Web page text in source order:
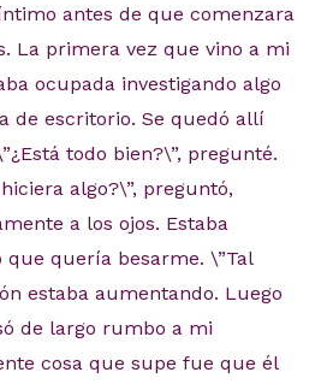
antes de que comenzara
La primera vez que vino a mi
ocupada investigando algo
de escritorio. Se quedó allí
todo bien?\”, pregunté.
algo?\”, preguntó,
a los ojos. Estaba
que quería besarme. \”Tal
estaba aumentando. Luego
de largo rumbo a mi
cosa que supe fue que él